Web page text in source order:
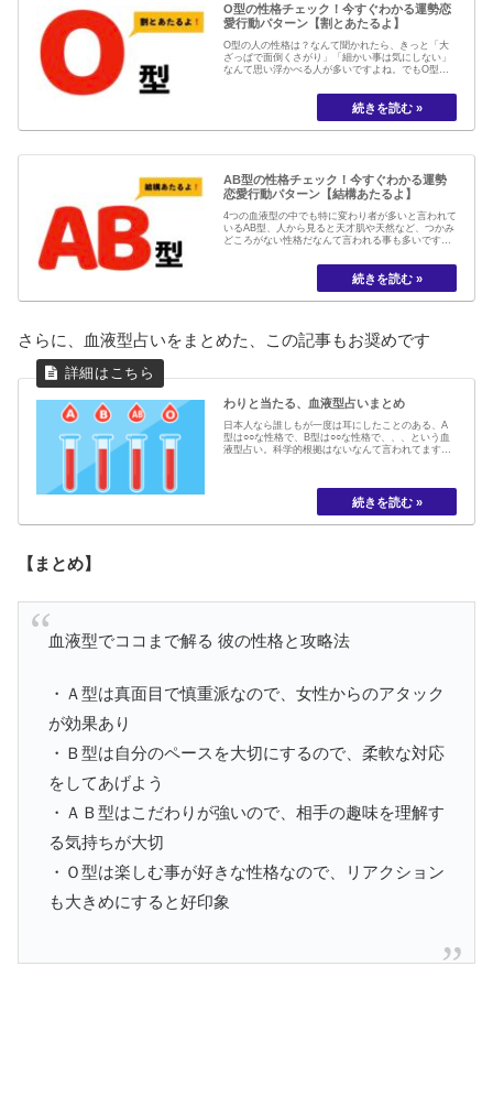
O型の性格チェック！今すぐわかる運勢恋
愛行動パターン【割とあたるよ】
O型の人の性格は？なんて聞かれたら、きっと「大
ざっぱで面倒くさがり」「細かい事は気にしない」
なんて思い浮かべる人が多いですよね。でもO型さ
人気があったり、人望を集めやすいというイメージ
ですが、その裏側では実はちょっとナイーブだった
と意外な一面もあったりするんです。もしあなた...
AB型の性格チェック！今すぐわかる運勢
恋愛行動パターン【結構あたるよ】
4つの血液型の中でも特に変わり者が多いと言われて
いるAB型、人から見ると天才肌や天然など、つかみ
どころがない性格だなんて言われる事も多いですよ
事」、もしかしたら一番少ない血液型であるがゆ
え、そんな風に見られてしまうのかもしれません。
ではそんなAB型さんの性格はいったいどんな感...
さらに、血液型占いをまとめた、この記事もお奨めです
わりと当たる、血液型占いまとめ
日本人なら誰しもが一度は耳にしたことのある、A
型は○○な性格で、B型は○○な性格で、、、という血
液型占い。科学的根拠はないなんて言われてます
みると、不思議な事に結構当たっていたり...
【まとめ】
血液型でココまで解る 彼の性格と攻略法
・Ａ型は真面目で慎重派なので、女性からのアタック
が効果あり
・Ｂ型は自分のペースを大切にするので、柔軟な対応
をしてあげよう
・ＡＢ型はこだわりが強いので、相手の趣味を理解す
る気持ちが大切
・Ｏ型は楽しむ事が好きな性格なので、リアクション
も大きめにすると好印象